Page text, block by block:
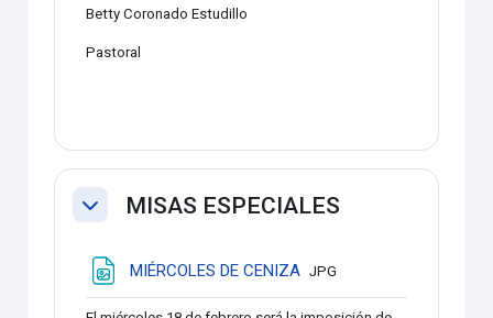
Betty Coronado Estudillo
Pastoral
ColapsarMISAS ESPECIALES
MIÉRCOLES DE CENIZA Archivo
JPG